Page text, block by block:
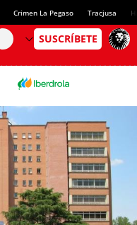
Crimen La Pegaso Tracjusa